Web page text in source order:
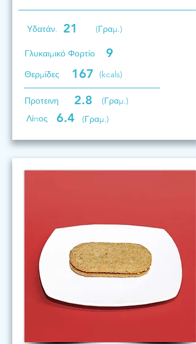
Υδατάν. 21 (Γραμ.)
Γλυκαιμικό Φορτίο 9
Θερμίδες 167 (kcals)
Προτεινη 2.8
(Γραμ.)
Λίπος
6.4 (Γραμ.)